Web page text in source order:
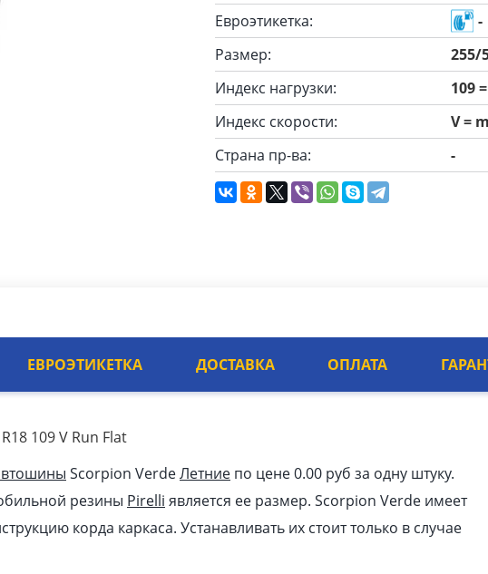
Евроэтикетка:
-
Размер:
255/
Индекс нагрузки:
109
Индекс скорости:
V =
Страна пр-ва:
-
ЕВРОЭТИКЕТКА ДОСТАВКА ОПЛАТА
109 V Run Flat
Scorpion VerdeЛетние по цене 0.00 pуб за одну штуку.
резины Pirelli является ее размер. Scorpion Verde имеет
корда каркаса. Устанавливать их стоит только в случае